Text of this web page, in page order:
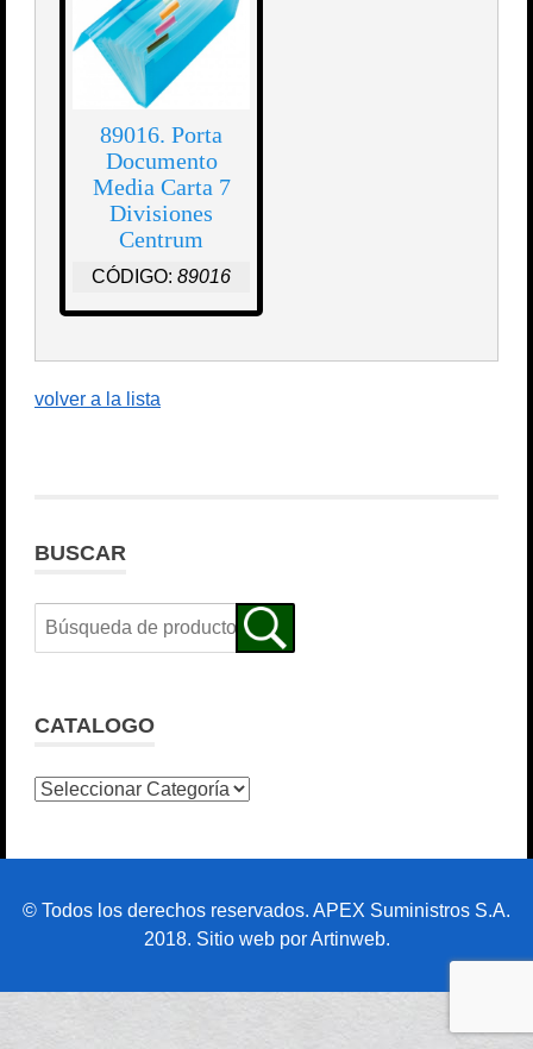
89016. Porta
Documento
Media Carta 7
Divisiones
Centrum
CÓDIGO: 89016
volver a la lista
BUSCAR
CATALOGO
© Todos los derechos reservados. APEX Suministros S.A.
2018. Sitio web por Artinweb.